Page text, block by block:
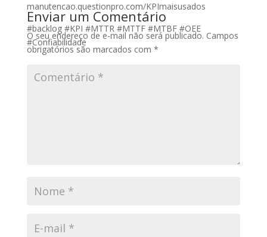
manutencao.questionpro.com/KPImaisusados
#backlog #KPI #MTTR #MTTF #MTBF #OEE
#Confiabilidade
Enviar um Comentário
O seu endereço de e-mail não será publicado. Campos
obrigatórios são marcados com *